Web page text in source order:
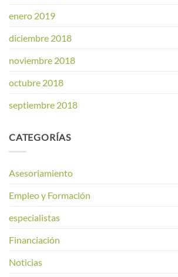
enero 2019
diciembre 2018
noviembre 2018
octubre 2018
septiembre 2018
CATEGORÍAS
Asesoriamiento
Empleo y Formación
especialistas
Financiación
Noticias